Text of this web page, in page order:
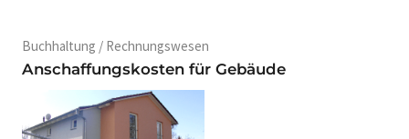
Buchhaltung / Rechnungswesen
Anschaffungskosten für Gebäude